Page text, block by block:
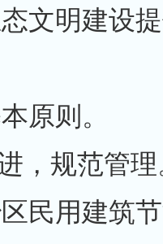
文明建设
则。
规范管理
区民用建筑